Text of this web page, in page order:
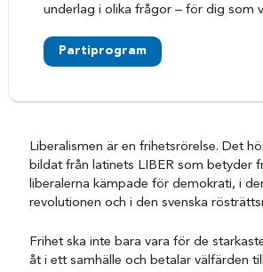
underlag i olika frågor – för dig som
Partiprogram
Liberalismen är en frihetsrörelse. Det
bildat från latinets LIBER som betyder
liberalerna kämpade för demokrati, i
revolutionen och i den svenska
Frihet ska inte bara vara för de
åt i ett samhälle och betalar välfärden